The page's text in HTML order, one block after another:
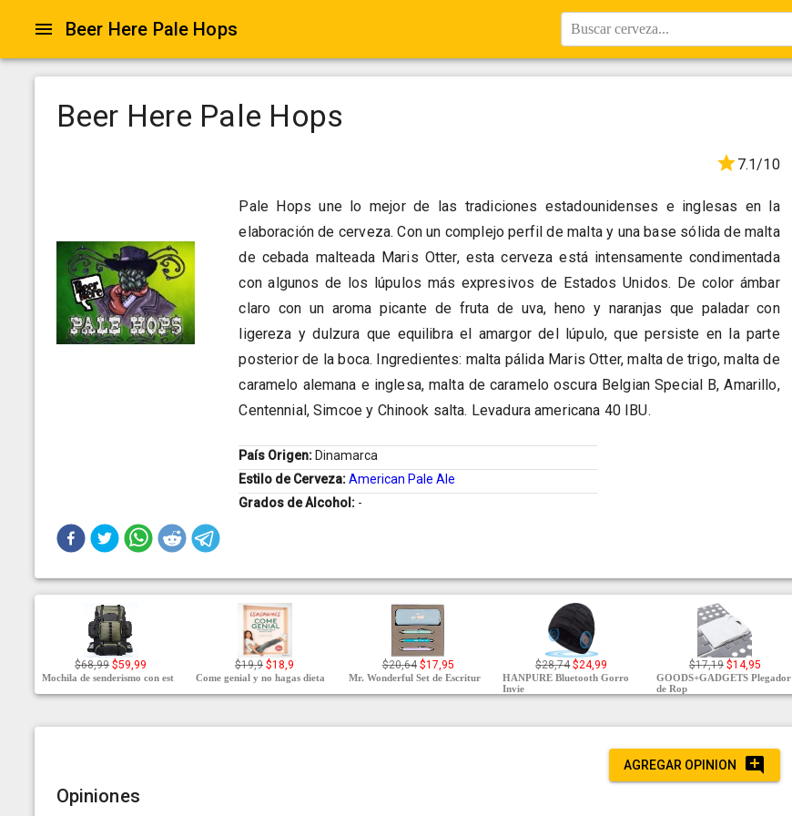
Beer Here Pale Hops Buscar cerveza...
Beer Here Pale Hops
7.1/10
Pale Hops une lo mejor de las tradiciones estadounidenses e inglesas en la
elaboración de cerveza. Con un complejo perfil de malta y una base sólida de malta
de cebada malteada Maris Otter, esta cerveza está intensamente condimentada
con algunos de los lúpulos más expresivos de Estados Unidos. De color ámbar
claro con un aroma picante de fruta de uva, heno y naranjas que paladar con
ligereza y dulzura que equilibra el amargor del lúpulo, que persiste en la parte
posterior de la boca. Ingredientes: malta pálida Maris Otter, malta de trigo, malta de
caramelo alemana e inglesa, malta de caramelo oscura Belgian Special B, Amarillo,
Centennial, Simcoe y Chinook salta. Levadura americana 40 IBU.
País Origen: Dinamarca
Estilo de Cerveza:American Pale Ale
Grados de Alcohol: -
$68,99 $59,99
Mochila de senderismo con est
$19,9 $18,9
Come genial y no hagas dieta
$20,64 $17,95
Mr. Wonderful Set de Escritur
$28,74 $24,99
HANPURE Bluetooth Gorro
Invie
$17,19 $14,95
GOODS+GADGETS Plegador
de Rop
AGREGAR OPINION
Opiniones